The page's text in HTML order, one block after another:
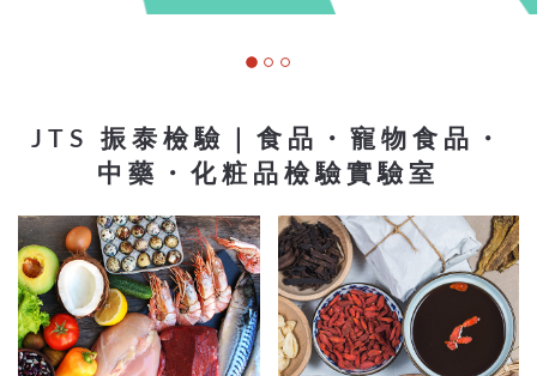
JTS 振泰檢驗｜食品・寵物食品・
中藥・化粧品檢驗實驗室